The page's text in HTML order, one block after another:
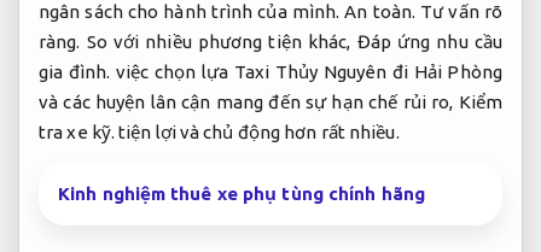
ngân sách cho hành trình của mình.An toàn. Tư vấn rõ
ràng. So với nhiều phương tiện khác, Đáp ứng nhu cầu
gia đình. việc chọn lựa Taxi Thủy Nguyên đi Hải Phòng
và các huyện lân cận mang đến sự hạn chế rủi ro, Kiểm
tra xe kỹ. tiện lợi và chủ động hơn rất nhiều.
Kinh nghiệm thuê xe phụ tùng chính hãng